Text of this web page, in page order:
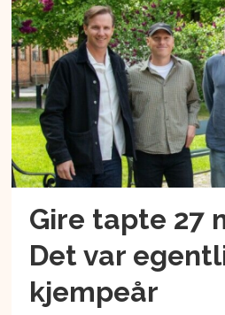
Gire tapte 27
Det var
kjempeår